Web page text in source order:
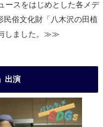
ースをはじめとした各メデ
民俗文化財「八木沢の田植
しました。≫≫
出演